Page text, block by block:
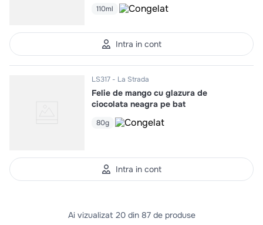
110ml
Intra in cont
LS317 La Strada
Felie de mango cu glazura de
ciocolata neagra pe bat
80g
Intra in cont
Ai vizualizat 20 din 87 de produse